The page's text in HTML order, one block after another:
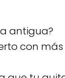
antigua?
con